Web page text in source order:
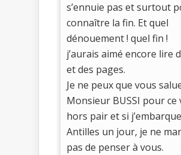
s’ennuie pas et surtout
connaître la fin. Et quel
dénouement ! quel fin !
j’aurais aimé encore lire
et des pages.
Je ne peux que vous
Monsieur BUSSI pour ce
hors pair et si
Antilles un jour, je ne
pas de penser à vous.